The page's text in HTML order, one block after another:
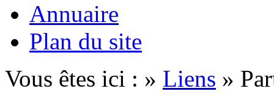
Annuaire
Plan du site
Vous êtes ici : » Liens »